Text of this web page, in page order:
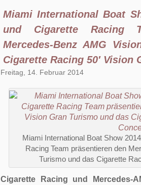
Miami International Boat
und Cigarette Racing
Mercedes-Benz AMG
Cigarette Racing 50′ Vision
Freitag, 14. Februar 2014
Miami International Boat Show
Racing Team präsentieren den
Turismo und das Cigarette
Cigarette Racing und Mercedes-